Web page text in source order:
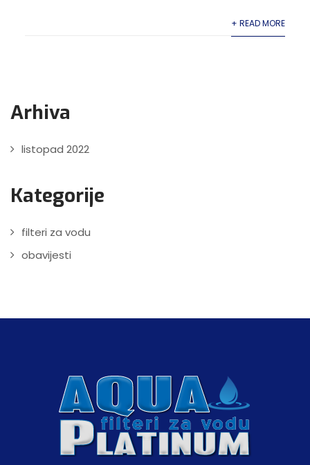
+ READ MORE
Arhiva
listopad 2022
Kategorije
filteri za vodu
obavijesti